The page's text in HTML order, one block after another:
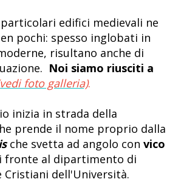
edifici medievali ne
pochi: spesso inglobati in
risultano anche di
Noi siamo riusciti a
foto galleria).
inizia in strada della
prende il nome proprio dalla
che svetta ad angolo con vico
fronte al dipartimento di
Cristiani dell'Università.